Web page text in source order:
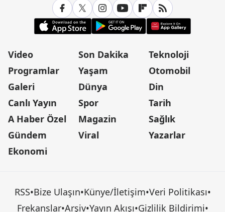
Video
Programlar
Galeri
Canlı Yayın
A Haber Özel
Gündem
Ekonomi
Son Dakika
Yaşam
Dünya
Spor
Magazin
Viral
Teknoloji
Otomobil
Din
Tarih
Sağlık
Yazarlar
RSS•Bize Ulaşın•Künye/İletişim•Veri Politikası•
Frekanslar•Arşiv•Yayın Akışı•Gizlilik Bildirimi•